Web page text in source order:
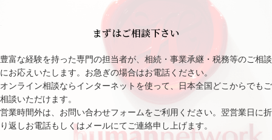
まずはご相談下さい
豊富な経験を持った専門の担当者が、相続・事業承継・税務等のご相談
にお応えいたします。お急ぎの場合はお電話ください。
オンライン相談ならインターネットを使って、日本全国どこからでもご
相談いただけます。
営業時間外は、お問い合わせフォームをご利用ください。翌営業日に折
り返しお電話もしくはメールにてご連絡申し上げます。